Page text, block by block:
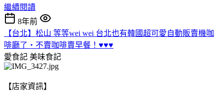
繼續閱讀
8年前
【台北】松山 等等wei wei 台北也有韓國超可愛自動販賣機咖
啡廳了‧不賣咖啡賣早餐！♥♥♥
愛食記 美味食記
【店家資訊】